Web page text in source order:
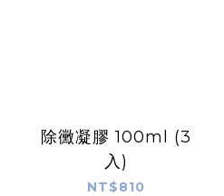
除黴凝膠 100ml (3
入)
NT$810